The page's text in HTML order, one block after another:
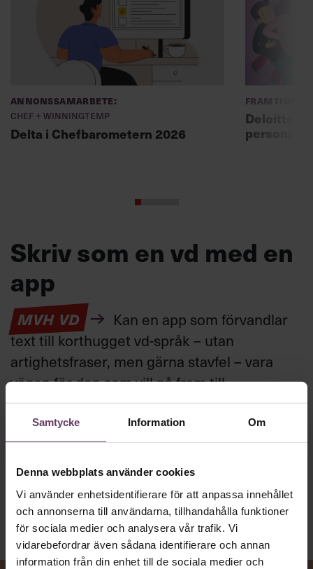
Samtycke Information Om
Denna webbplats använder cookies
Vi använder enhetsidentifierare för att anpassa innehållet
och annonserna till användarna, tillhandahålla funktioner
för sociala medier och analysera vår trafik. Vi
vidarebefordrar även sådana identifierare och annan
information från din enhet till de sociala medier och
Annonssamarbete:
Chef + Winningtemp
Delta i Chefbarometern 2026
Deloitte:
personal
Skriv som en vd med en
app
MVH VD
Kan en app som förvandlar
text till korthugget vd-språk – utan
artighetsfraser, men gärna stavfel – vara
vägen för den som vill nå fram till
toppcheferna?
Text:Fredrik Kullberg
2026-08-07